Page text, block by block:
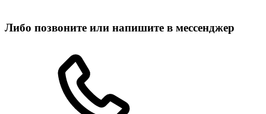
Либо позвоните или напишите в мессенджер